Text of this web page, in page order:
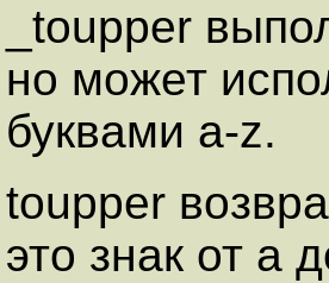
_toupper
но может
буквами a-z.
toupper
это знак от a